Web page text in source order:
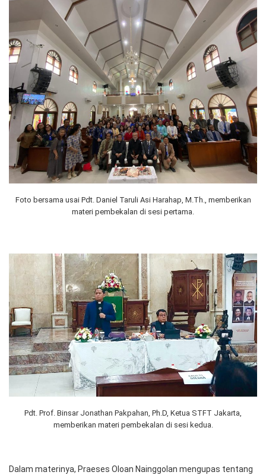
Foto bersama usai Pdt. Daniel Taruli Asi Harahap, M.Th., memberikan
materi pembekalan di sesi pertama.
Pdt. Prof. Binsar Jonathan Pakpahan, Ph.D, Ketua STFT Jakarta,
memberikan materi pembekalan di sesi kedua.
Dalam materinya, Praeses Oloan Nainggolan mengupas tentang